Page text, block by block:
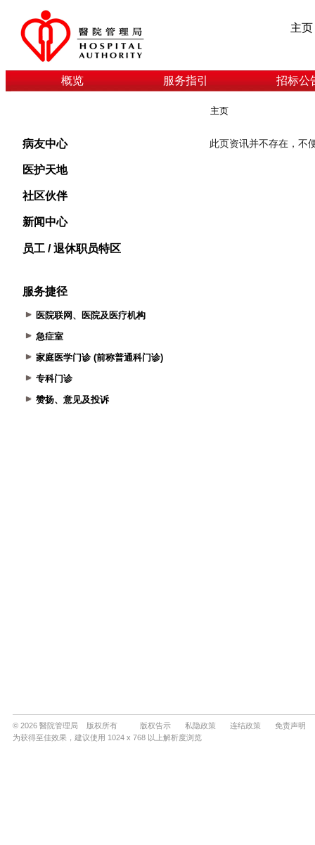
主页
概览 服务指引 招标公
病友中心
医护天地
社区伙伴
新闻中心
员工 / 退休职员特区
服务捷径
医院联网、医院及医疗机构
急症室
家庭医学门诊 (前称普通科门诊)
专科门诊
赞扬、意见及投诉
主页
© 2026 醫院管理局 版权所有 版权告示 私隐政策 连结政策
免责声明
为获得至佳效果，建议使用 1024 x 768 以上解析度浏览